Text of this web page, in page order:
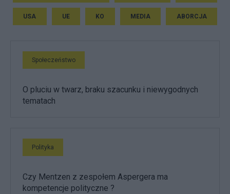
USA UE KO MEDIA ABORCJA
Społeczeństwo
O pluciu w twarz, braku szacunku i niewygodnych
tematach
Polityka
Czy Mentzen z zespołem Aspergera ma
kompetencje polityczne ?